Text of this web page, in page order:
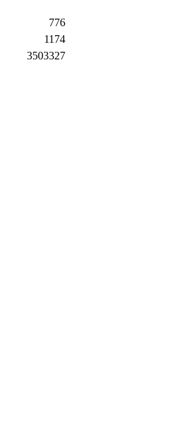
776
1174
3503327